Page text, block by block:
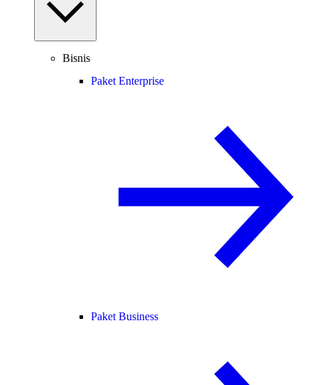
Bisnis
Paket Enterprise
Paket Business